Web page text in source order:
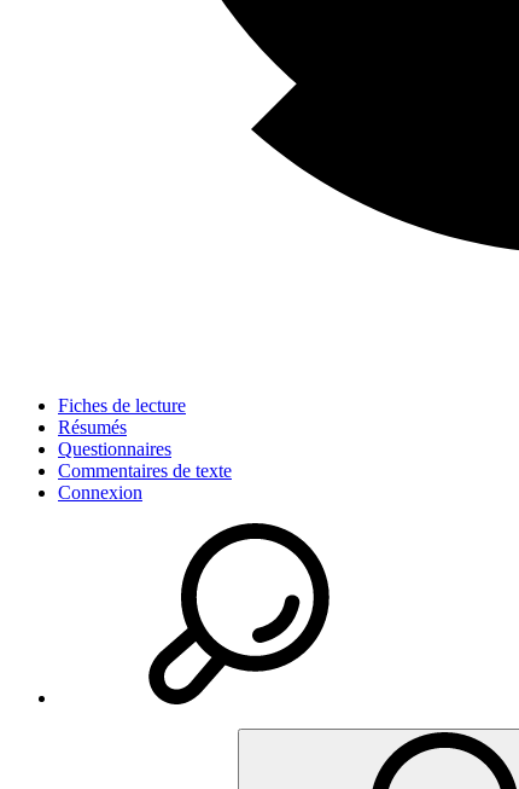
Fiches de lecture
Résumés
Questionnaires
Commentaires de texte
Connexion